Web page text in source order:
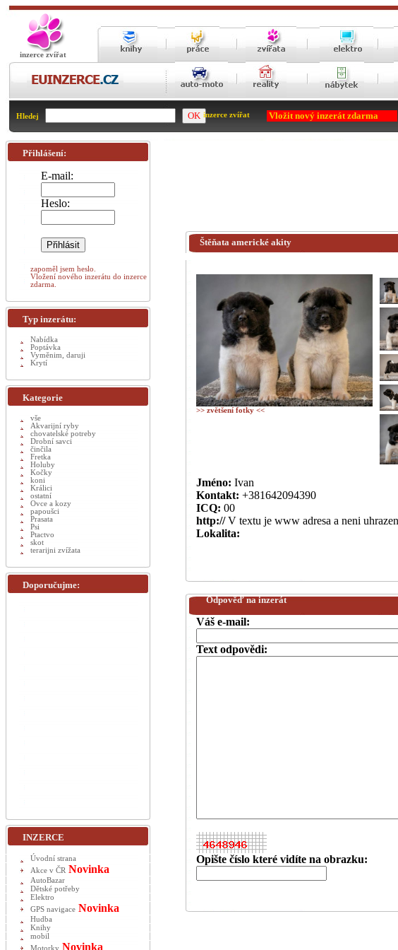
inzerce zvířat
Hledej inzerce zvířat Vložit nový inzerát zdarma
Štěňata americké akity
>> zvětšení fotky <<
Jméno: Ivan
Kontakt: +381642094390
ICQ: 00
http://V textu je www adresa a neni
Lokalita:
Odpověď na inzerát
Váš e-mail:
Text odpovědi:
Opište číslo které vidíte na obrazku:
Přihlášení:
E-mail:
Heslo:
zapoměl jsem heslo.
Vložení nového inzerátu do inzerce
zdarma.
Typ inzerátu:
Nabídka
Poptávka
Vyměnim, daruji
Krytí
Kategorie
vše
Akvarijní ryby
chovatelské potreby
Drobní savci
činčila
Fretka
Holuby
Kočky
koni
Králici
ostatní
Ovce a kozy
papoušci
Prasata
Psi
Ptactvo
skot
terarijni zvížata
Doporučujme:
INZERCE
Úvodní strana
Akce v ČR Novinka
AutoBazar
Dětské potřeby
Elektro
GPS navigace Novinka
Hudba
Knihy
mobil
Motorky Novinka